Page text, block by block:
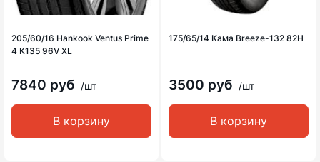
205/60/16 Hankook Ventus Prime
4 K135 96V XL
7840 руб /шт
В корзину
175/65/14 Кама Breeze-132 82H
3500 руб /шт
В корзину